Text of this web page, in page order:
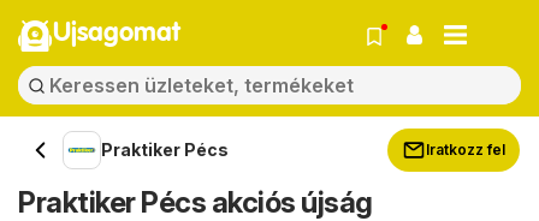
Ujsagomat
Praktiker Pécs Iratkozz fel
Praktiker Pécs akciós újság